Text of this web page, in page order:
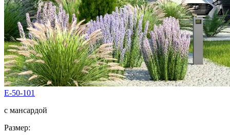
E-50-101
с мансардой
Размер: